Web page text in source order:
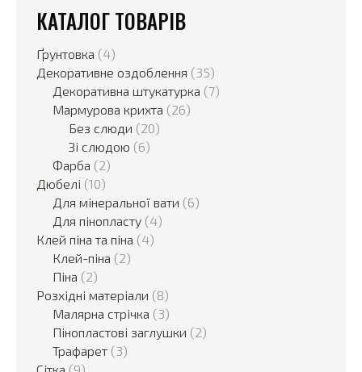
КАТАЛОГ ТОВАРІВ
Ґрунтовка (4)
Декоративне оздоблення (35)
Декоративна штукатурка (7)
Мармурова крихта (26)
Без слюди (20)
Зі слюдою (6)
Фарба (2)
Дюбелі (10)
Для мінеральної вати (6)
Для пінопласту (4)
Клей піна та піна (4)
Клей-піна (2)
Піна (2)
Розхідні матеріали (8)
Малярна стрічка (3)
Пінопластові заглушки (2)
Трафарет (3)